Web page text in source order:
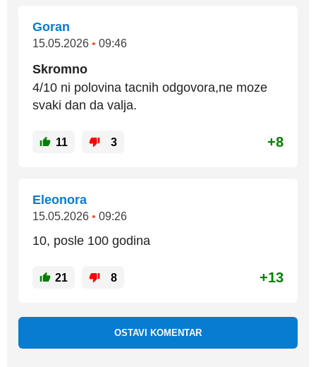
Goran
15.05.2026 • 09:46
Skromno
4/10 ni polovina tacnih odgovora,ne moze
svaki dan da valja.
11 3 +8
Eleonora
15.05.2026 • 09:26
10, posle 100 godina
21 8 +13
OSTAVI KOMENTAR